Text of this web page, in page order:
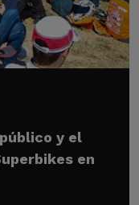
y el
en